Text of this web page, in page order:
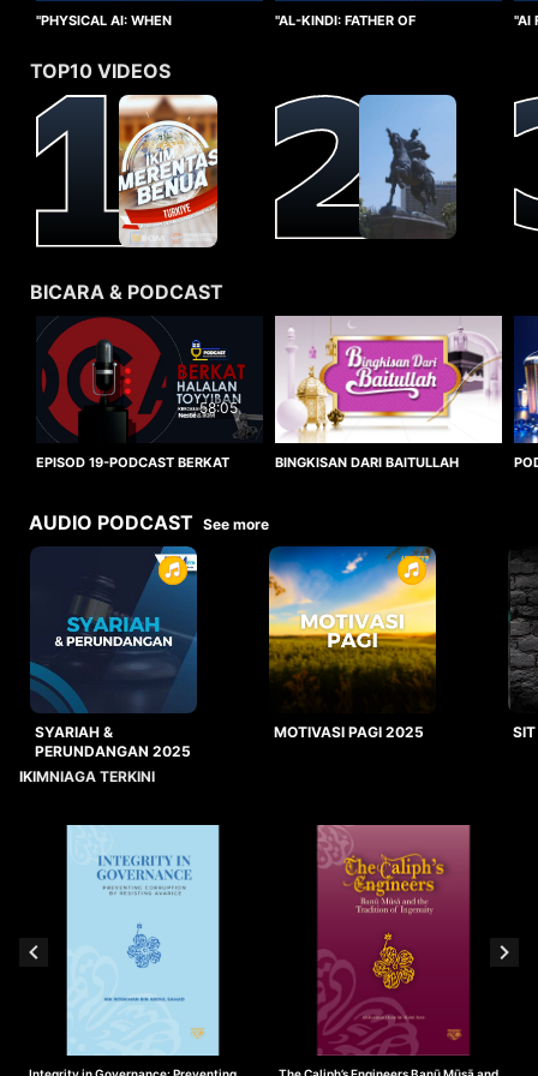
"PHYSICAL AI: WHEN
"AL-KINDI: FATHER OF
"AI
TOP10 VIDEOS
BICARA & PODCAST
58:05
EPISOD 19-PODCAST BERKAT
BINGKISAN DARI BAITULLAH
AUDIO PODCAST See more
SYARIAH &
PERUNDANGAN 2025
MOTIVASI PAGI 2025
IKIMNIAGA TERKINI